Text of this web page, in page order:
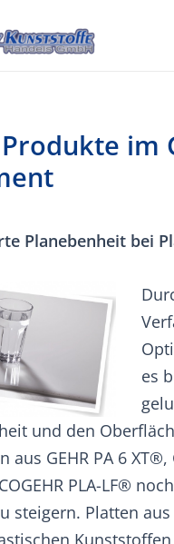
im
Planebenheit bei
es
und den
aus GEHR PA 6 XT®,
PLA-LF®
steigern. Platten aus